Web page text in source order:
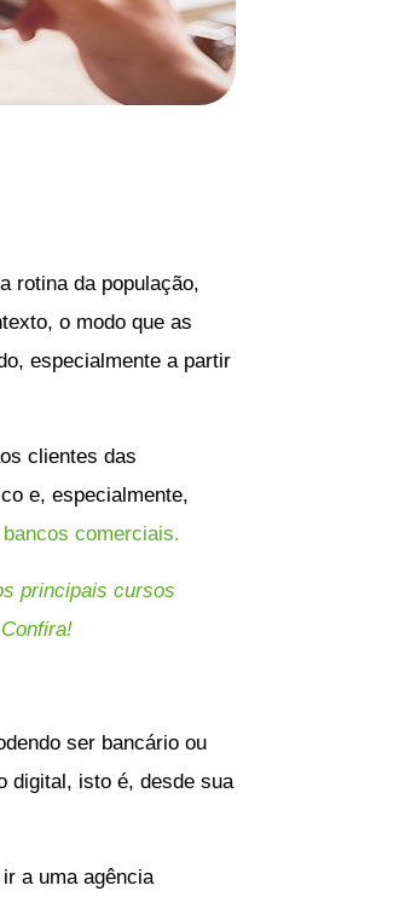
rotina da população,
o modo que as
especialmente a partir
clientes das
e, especialmente,
comerciais.
principais cursos
ser bancário ou
digital, isto é, desde sua
a uma agência